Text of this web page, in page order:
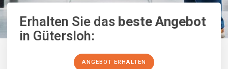
Erhalten Sie dasbeste Angebot
in Gütersloh:
ANGEBOT ERHALTEN